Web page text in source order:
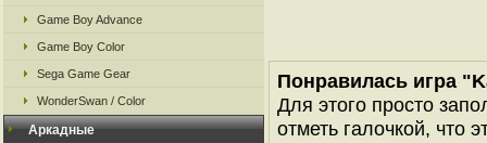
Game Boy Advance
Game Boy Color
Sega Game Gear
WonderSwan / Color
Аркадные
Понравилась игра
Для этого просто
отметь галочкой, что